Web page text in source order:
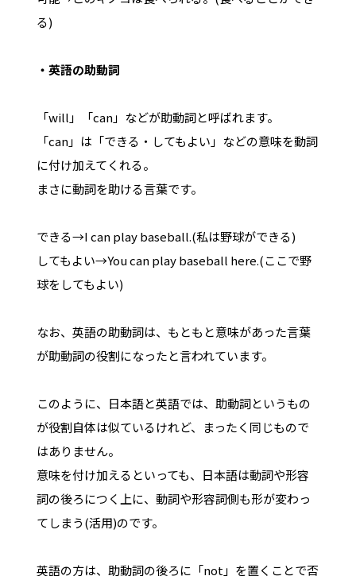
る)
・英語の助動詞
「will」「can」などが助動詞と呼ばれます。
「can」は「できる・してもよい」などの意味を動詞
に付け加えてくれる。
まさに動詞を助ける言葉です。
できる→I can play baseball.(私は野球ができる)
してもよい→You can play baseball here.(ここで野
球をしてもよい)
なお、英語の助動詞は、もともと意味があった言葉
が助動詞の役割になったと言われています。
このように、日本語と英語では、助動詞というもの
が役割自体は似ているけれど、まったく同じもので
はありません。
意味を付け加えるといっても、日本語は動詞や形容
詞の後ろにつく上に、動詞や形容詞側も形が変わっ
てしまう(活用)のです。
英語の方は、助動詞の後ろに「not」を置くことで否